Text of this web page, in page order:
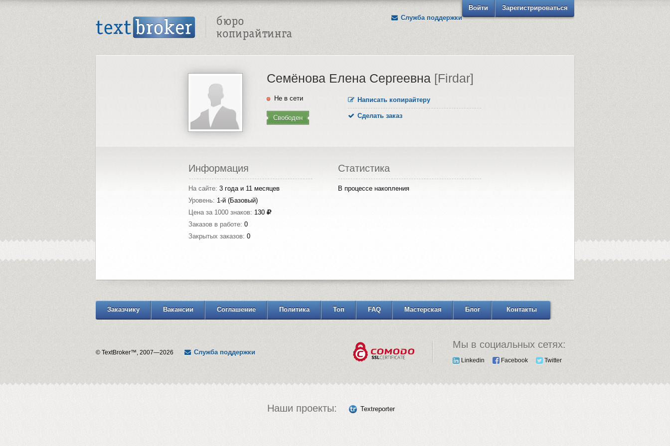
Войти
Зарегистрироваться
Служба поддержки
Семёнова Елена Сергеевна [Firdar]
Не в сети Написать копирайтеру
Сделать заказ
Свободен
Информация
На сайте: 3 года и 11 месяцев
Уровень: 1-й (Базовый)
Цена за 1000 знаков: 130
Заказов в работе: 0
Закрытых заказов: 0
Статистика
В процессе накопления
Заказчику Вакансии Соглашение Политика Топ FAQ Мастерская Блог Контакты
© TextBroker™, 2007—2026
Мы в социальных сетях:
Linkedin Facebook Twitter
Служба поддержки
Наши проекты: Textreporter